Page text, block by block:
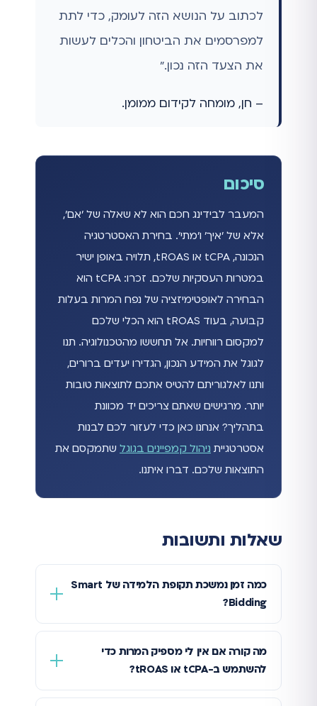
לכתוב על הנושא הזה לעומק, כדי לתת
למפרסמים את הביטחון והכלים לעשות
את הצעד הזה נכון."
– חן, מומחה לקידום ממומן.
סיכום
המעבר לבידינג חכם הוא לא שאלה של 'אם',
אלא של 'איך' ו'מתי'. בחירת האסטרטגיה
הנכונה, tCPA או tROAS, תלויה באופן ישיר
במטרות העסקיות שלכם. זכרו: tCPA הוא
הבחירה לאופטימיזציה של נפח המרות בעלות
קבועה, בעוד tROAS הוא הכלי שלכם
למקסום רווחיות. אל תחששו מהטכנולוגיה. תנו
לגוגל את המידע הנכון, הגדירו יעדים ברורים,
ותנו לאלגוריתם להטיס אתכם לתוצאות טובות
יותר. מרגישים שאתם צריכים יד מכוונת
בתהליך? אנחנו כאן כדי לעזור לכם לבנות
אסטרטגיית ניהול קמפיינים בגוגל שתמקסם את
התוצאות שלכם. דברו איתנו.
שאלות ותשובות
כמה זמן נמשכת תקופת הלמידה של Smart
Bidding?
מה קורה אם אין לי מספיק המרות כדי
להשתמש ב-tCPA או tROAS?